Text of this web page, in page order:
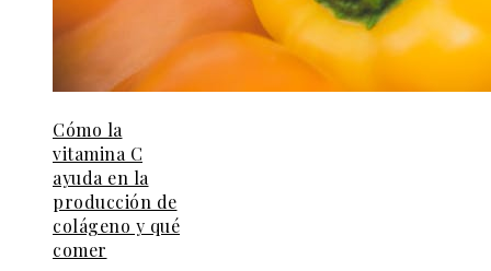
Cómo la
vitamina C
ayuda en la
producción de
colágeno y qué
comer